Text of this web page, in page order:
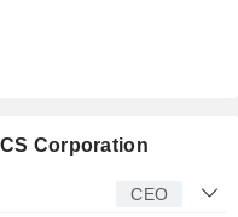
Corporation
CEO